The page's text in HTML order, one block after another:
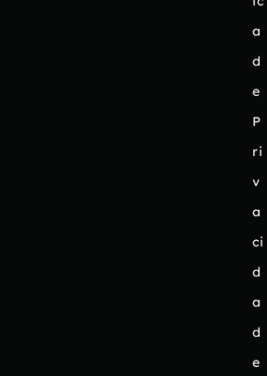
a
d
e
P
ri
v
a
ci
d
a
d
e